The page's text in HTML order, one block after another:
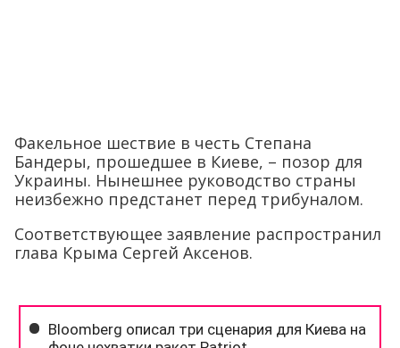
Факельное шествие в честь Степана
Бандеры, прошедшее в Киеве, – позор для
Украины. Нынешнее руководство страны
неизбежно предстанет перед трибуналом.
Соответствующее заявление распространил
глава Крыма Сергей Аксенов.